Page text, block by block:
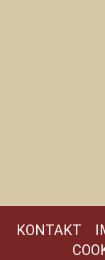
KONTAKT